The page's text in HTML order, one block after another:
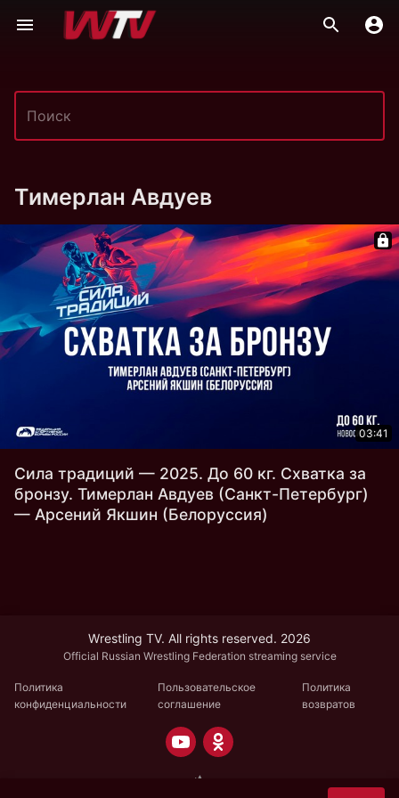
Тимерлан Авдуев
03:41
Сила традиций — 2025. До 60 кг. Схватка за
бронзу. Тимерлан Авдуев (Санкт-Петербург)
— Арсений Якшин (Белоруссия)
Wrestling TV. All rights reserved. 2026
Official Russian Wrestling Federation streaming service
Политика
конфиденциальности
Пользовательское
соглашение
Политика
возвратов